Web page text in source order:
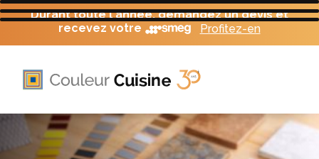
Durant toute l'année, demandez un devis et
recevez votre
Profitez-en